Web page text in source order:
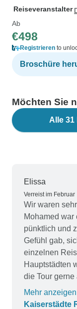
Reiseveranstalter
Ab
€498
Registrieren to
Broschüre
Möchten Sie
Alle
Elissa
Verreist im Februar
Wir waren
Mohamed war
pünktlich und
Gefühl gab,
einzelnen
Hauptstädten
die Tour
an, ohne
gab einige
Mehr anzeigen
Kaiserstädte